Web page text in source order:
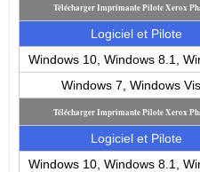
Télécharger Imprimante Pilote Xerox
Logiciel et Pilote
Windows 10, Windows 8.1,
Windows 7, Windows
Télécharger Imprimante Pilote Xerox
Logiciel et Pilote
Windows 10, Windows 8.1,